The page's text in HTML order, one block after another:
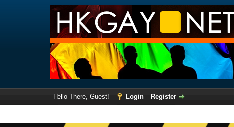
Hello There, Guest! Login
Register